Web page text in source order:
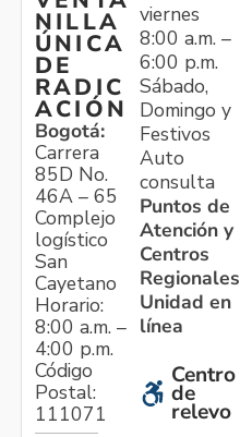
NILLA
ÚNICA
DE
RADIC
ACIÓN
Bogotá:
Carrera
85D No.
46A – 65
Complejo
logístico
San
Cayetano
Horario:
8:00 a.m. –
4:00 p.m.
Código
Postal:
111071
viernes
8:00 a.m. –
6:00 p.m.
Sábado,
Domingo y
Festivos
Auto
consulta
Puntos de
Atención y
Centros
Regionales
Unidad en
línea
Centro
de
relevo